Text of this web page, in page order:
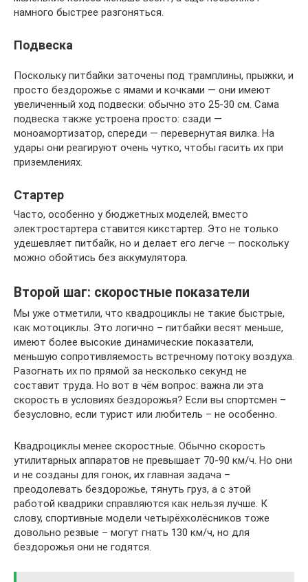
намного быстрее разгоняться.
Подвеска
Поскольку питбайки заточены под трамплины, прыжки, и
просто бездорожье с ямами и кочками — они имеют
увеличенный ход подвески: обычно это 25-30 см. Сама
подвеска также устроена просто: сзади —
моноамортизатор, спереди — перевернутая вилка. На
удары они реагируют очень чутко, чтобы гасить их при
приземлениях.
Стартер
Часто, особенно у бюджетных моделей, вместо
электростартера ставится кикстартер. Это не только
удешевляет питбайк, но и делает его легче — поскольку
можно обойтись без аккумулятора.
Второй шаг: скоростные показатели
Мы уже отметили, что квадроциклы не такие быстрые,
как мотоциклы. Это логично – питбайки весят меньше,
имеют более высокие динамические показатели,
меньшую сопротивляемость встречному потоку воздуха.
Разогнать их по прямой за несколько секунд не
составит труда. Но вот в чём вопрос: важна ли эта
скорость в условиях бездорожья? Если вы спортсмен –
безусловно, если турист или любитель – не особенно.
Квадроциклы менее скоростные. Обычно скорость
утилитарных аппаратов не превышает 70-90 км/ч. Но они
и не созданы для гонок, их главная задача –
преодолевать бездорожье, тянуть груз, а с этой
работой квадрики справляются как нельзя лучше. К
слову, спортивные модели четырёхколёсников тоже
довольно резвые – могут гнать 130 км/ч, но для
бездорожья они не годятся.